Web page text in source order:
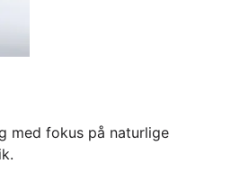
med fokus på naturlige